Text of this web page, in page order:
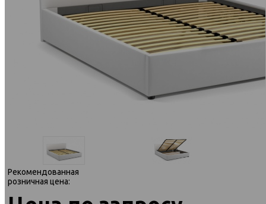
Рекомендованная
розничная цена: